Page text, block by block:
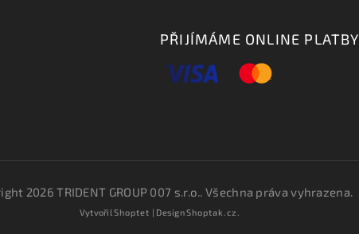
PŘIJÍMÁME ONLINE PLATBY
2026TRIDENT GROUP 007 s.r.o.. Všechna práva vyhrazena.
VytvořilShoptet | DesignShoptak.cz.